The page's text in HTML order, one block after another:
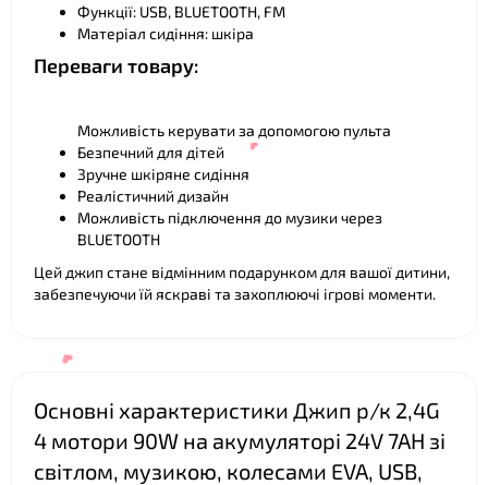
Функції: USB, BLUETOOTH, FM
Матеріал сидіння: шкіра
Переваги товару:
Можливість керувати за допомогою пульта
Безпечний для дітей
Зручне шкіряне сидіння
Реалістичний дизайн
Можливість підключення до музики через
BLUETOOTH
Цей джип стане відмінним подарунком для вашої дитини,
забезпечуючи їй яскраві та захоплюючі ігрові моменти.
Основні характеристики Джип р/к 2,4G
4 мотори 90W на акумуляторі 24V 7AH зі
світлом, музикою, колесами EVA, USB,
❤